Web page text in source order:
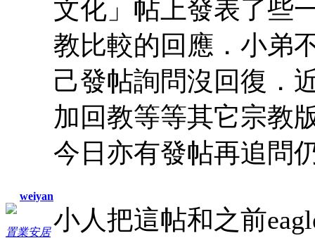
weiyan
置業安居
文化」帖上發表了些
教比較的回應．小弟
己發帖詢問沒回復．
加回教等等其它宗教
今日亦有發帖再追問
小人把這帖和之前